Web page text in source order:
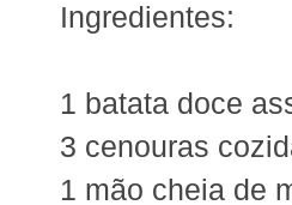
Ingredientes:
1 batata doce
3 cenouras
1 mão cheia de